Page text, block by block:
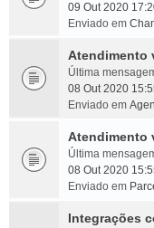
09 Out 2020
Enviado em
Atendimento
Última
08 Out 2020
Enviado em
Atendimento
Última
08 Out 2020
Enviado em
Integrações